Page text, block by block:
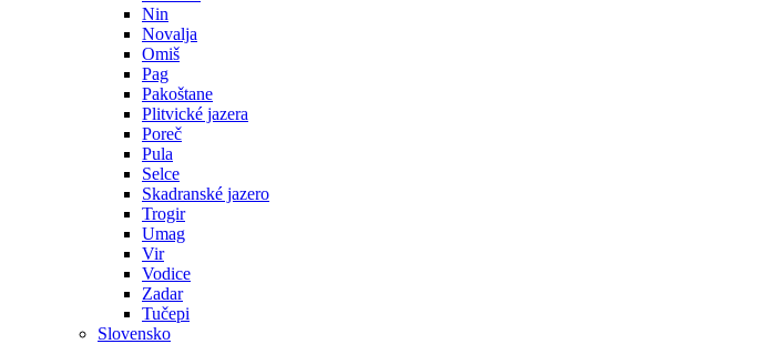
Nin
Novalja
Omiš
Pag
Pakoštane
Plitvické jazera
Poreč
Pula
Selce
Skadranské jazero
Trogir
Umag
Vir
Vodice
Zadar
Tučepi
Slovensko